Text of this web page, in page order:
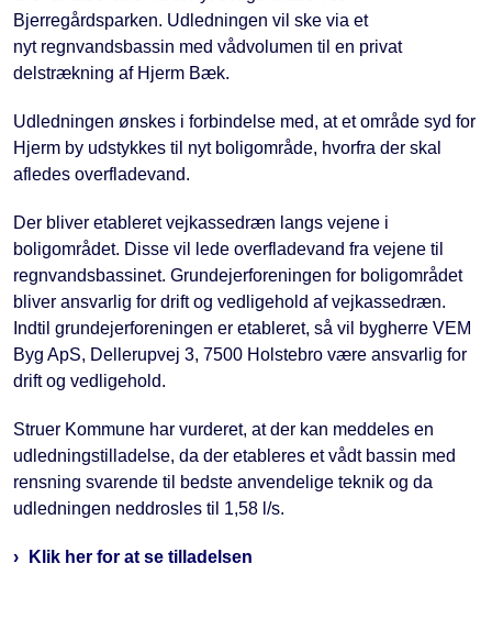
Bjerregårdsparken. Udledningen vil ske via et
nyt regnvandsbassin med vådvolumen til en privat
delstrækning af Hjerm Bæk.
Udledningen ønskes i forbindelse med, at et område syd for
Hjerm by udstykkes til nyt boligområde, hvorfra der skal
afledes overfladevand.
Der bliver etableret vejkassedræn langs vejene i
boligområdet. Disse vil lede overfladevand fra vejene til
regnvandsbassinet. Grundejerforeningen for boligområdet
bliver ansvarlig for drift og vedligehold af vejkassedræn.
Indtil grundejerforeningen er etableret, så vil bygherre VEM
Byg ApS, Dellerupvej 3, 7500 Holstebro være ansvarlig for
drift og vedligehold.
Struer Kommune har vurderet, at der kan meddeles en
udledningstilladelse, da der etableres et vådt bassin med
rensning svarende til bedste anvendelige teknik og da
udledningen neddrosles til 1,58 l/s.
Klik her for at se tilladelsen